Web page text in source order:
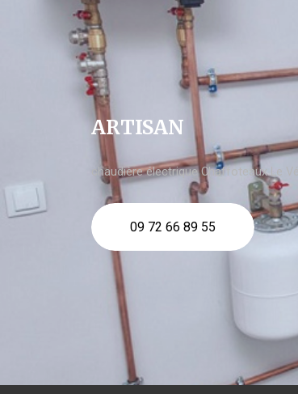
ARTISAN
chaudière électrique Chaffoteaux Le
09 72 66 89 55